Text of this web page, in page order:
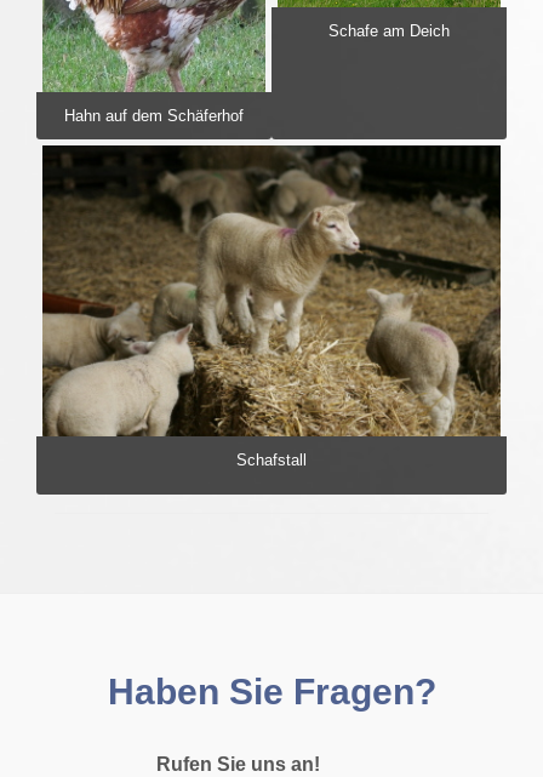
Hahn auf dem Schäferhof
Schafe am Deich
Schafstall
Haben Sie Fragen?
Rufen Sie uns an!